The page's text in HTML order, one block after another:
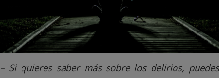
– Si quieres saber más sobre los delirios, puedes